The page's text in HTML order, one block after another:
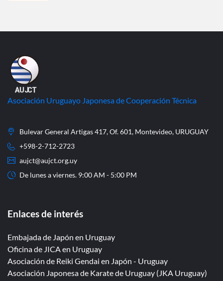
Asociación Uruguayo Japonesa de Cooperación Técnica
Bulevar General Artigas 417, Of. 601, Montevideo, URUGUAY
+598-2-712-2723
aujct@aujct.org.uy
De lunes a viernes. 9:00 AM - 5:00 PM
Enlaces de interés
Embajada de Japón en Uruguay
Oficina de JICA en Uruguay
Asociación de Reiki Gendai en Japón - Uruguay
Asociación Japonesa de Karate de Uruguay (JKA Uruguay)